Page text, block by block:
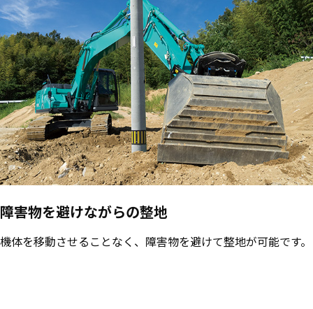
障害物を避けながらの整地
機体を移動させることなく、障害物を避けて整地が可能です。